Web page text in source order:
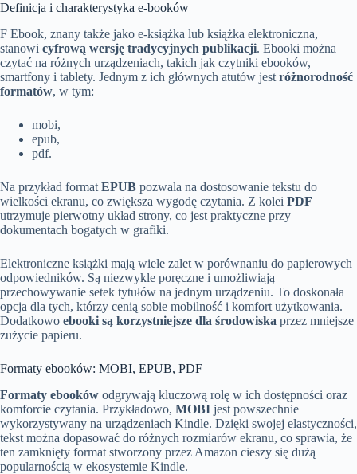
Definicja i charakterystyka e-booków
F Ebook, znany także jako e-książka lub książka elektroniczna,
stanowi cyfrową wersję tradycyjnych publikacji. Ebooki można
czytać na różnych urządzeniach, takich jak czytniki ebooków,
smartfony i tablety. Jednym z ich głównych atutów jest różnorodność
formatów, w tym:
mobi,
epub,
pdf.
Na przykład format EPUB pozwala na dostosowanie tekstu do
wielkości ekranu, co zwiększa wygodę czytania. Z kolei PDF
utrzymuje pierwotny układ strony, co jest praktyczne przy
dokumentach bogatych w grafiki.
Elektroniczne książki mają wiele zalet w porównaniu do papierowych
odpowiedników. Są niezwykle poręczne i umożliwiają
przechowywanie setek tytułów na jednym urządzeniu. To doskonała
opcja dla tych, którzy cenią sobie mobilność i komfort użytkowania.
Dodatkowo ebooki są korzystniejsze dla środowiska przez mniejsze
zużycie papieru.
Formaty ebooków: MOBI, EPUB, PDF
Formaty ebooków odgrywają kluczową rolę w ich dostępności oraz
komforcie czytania. Przykładowo, MOBI jest powszechnie
wykorzystywany na urządzeniach Kindle. Dzięki swojej elastyczności,
tekst można dopasować do różnych rozmiarów ekranu, co sprawia, że
ten zamknięty format stworzony przez Amazon cieszy się dużą
popularnością w ekosystemie Kindle.